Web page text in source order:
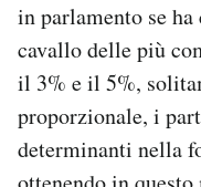
in parlamento se
cavallo delle più
il 3% e il 5%,
proporzionale, i
determinanti nella